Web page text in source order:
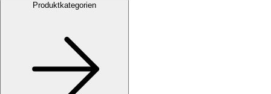
Produktkategorien